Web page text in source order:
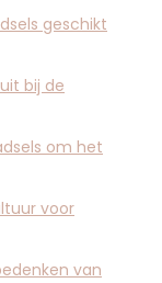
geschikt
bij de
om het
voor
van